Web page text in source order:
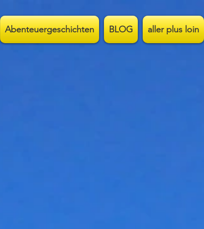
Abenteuergeschichten BLOG aller plus loin